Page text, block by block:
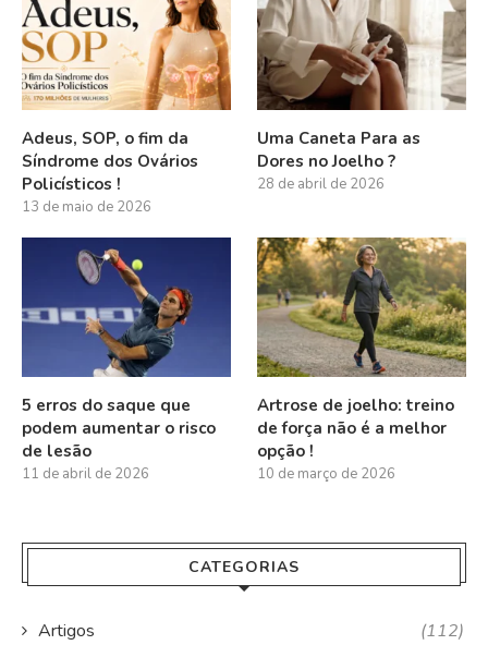
Adeus, SOP, o fim da
Síndrome dos Ovários
Policísticos !
13 de maio de 2026
Uma Caneta Para as
Dores no Joelho ?
28 de abril de 2026
5 erros do saque que
podem aumentar o risco
de lesão
11 de abril de 2026
Artrose de joelho: treino
de força não é a melhor
opção !
10 de março de 2026
CATEGORIAS
Artigos (112)